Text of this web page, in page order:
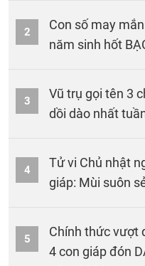
2
Con số may
năm sinh hốt
3
Vũ trụ gọi tên 3
dồi dào nhất
4
Tử vi Chủ nhật
giáp: Mùi suôn
5
Chính thức vượt
4 con giáp đón